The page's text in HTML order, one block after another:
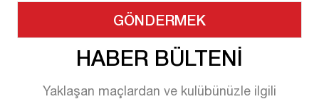
HABER BÜLTENİ
Yaklaşan maçlardan ve kulübünüzle ilgili